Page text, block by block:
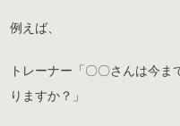
例えば、
トレーナー「〇〇さんは今
りますか？」